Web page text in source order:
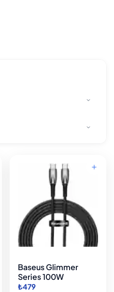
Baseus Glimmer
Series 100W
₺479